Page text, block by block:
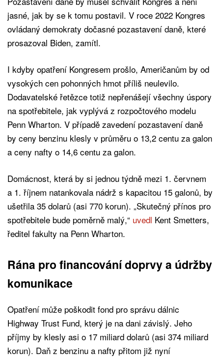
jasné, jak by se k tomu postavil. V roce 2022 Kongres
ovládaný demokraty dočasné pozastavení daně, které
prosazoval Biden, zamítl.
I kdyby opatření Kongresem prošlo, Američanům by od
vysokých cen pohonných hmot příliš neulevilo.
Dodavatelské řetězce totiž nepřenášejí všechny úspory
na spotřebitele, jak vyplývá z rozpočtového modelu
Penn Wharton. V případě zavedení pozastavení daně
by ceny benzinu klesly v průměru o 13,2 centu za galon
a ceny nafty o 14,6 centu za galon.
Domácnost, která by si jednou týdně mezi 1. červnem
a 1. říjnem natankovala nádrž s kapacitou 15 galonů, by
ušetřila 35 dolarů (asi 770 korun). „Skutečný přínos pro
spotřebitele bude poměrně malý,“ uvedl Kent Smetters,
ředitel fakulty na Penn Wharton.
Rána pro financování doprvy a údržby
komunikace
Opatření může poškodit fond pro správu dálnic
Highway Trust Fund, který je na dani závislý. Jeho
příjmy by klesly asi o 17 miliard dolarů (asi 374 miliard
korun). Daň z benzinu a nafty přitom již nyní